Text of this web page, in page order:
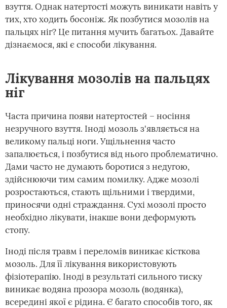
взуття. Однак натертості можуть виникати навіть у
тих, хто ходить босоніж. Як позбутися мозолів на
пальцях ніг? Це питання мучить багатьох. Давайте
дізнаємося, які є способи лікування.
Лікування мозолів на пальцях
ніг
Часта причина появи натертостей – носіння
незручного взуття. Іноді мозоль з'являється на
великому пальці ноги. Ущільнення часто
запалюється, і позбутися від нього проблематично.
Дами часто не думають боротися з недугою,
здійснюючи тим самим помилку. Адже мозолі
розростаються, стають щільними і твердими,
приносячи одні страждання. Сухі мозолі просто
необхідно лікувати, інакше вони деформують
стопу.
Іноді після травм і переломів виникає кісткова
мозоль. Для її лікування використовують
фізіотерапію. Іноді в результаті сильного тиску
виникає водяна прозора мозоль (водянка),
всередині якої є рідина. Є багато способів того, як